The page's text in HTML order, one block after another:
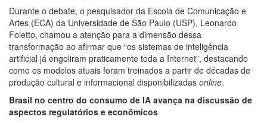
Durante o debate, o pesquisador da Escola de Comunicação e
Artes (ECA) da Universidade de São Paulo (USP), Leonardo
Foletto, chamou a atenção para a dimensão dessa
transformação ao afirmar que “os sistemas de inteligência
artificial já engoliram praticamente toda a Internet”, destacando
como os modelos atuais foram treinados a partir de décadas de
produção cultural e informacional disponibilizadas online.
Brasil no centro do consumo de IA avança na discussão de
aspectos regulatórios e econômicos